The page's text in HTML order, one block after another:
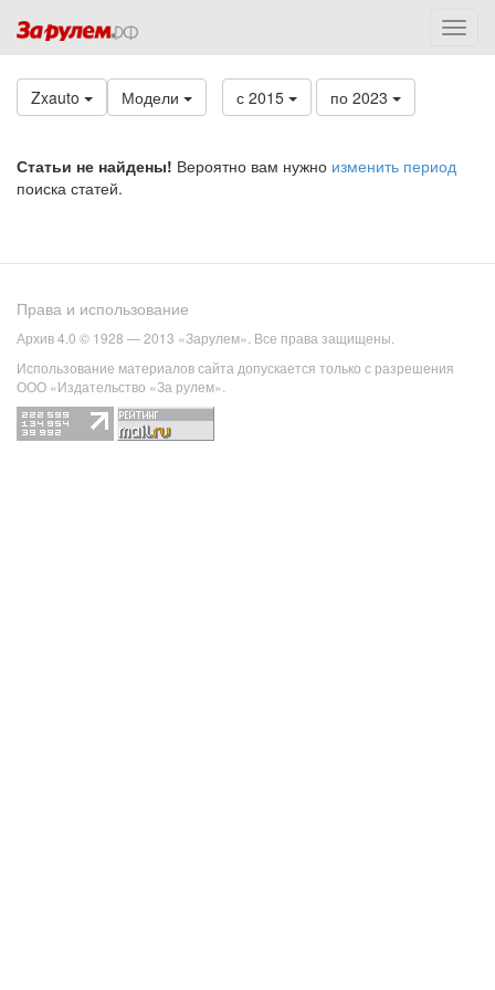
Zxauto Модели с 2015 по 2023
Статьи не найдены! Вероятно вам нужно изменить период
поиска статей.
Права и использование
Архив 4.0 © 1928 — 2013 «Зарулем». Все права защищены.
Использование материалов сайта допускается только с разрешения
ООО «Издательство «За рулем».